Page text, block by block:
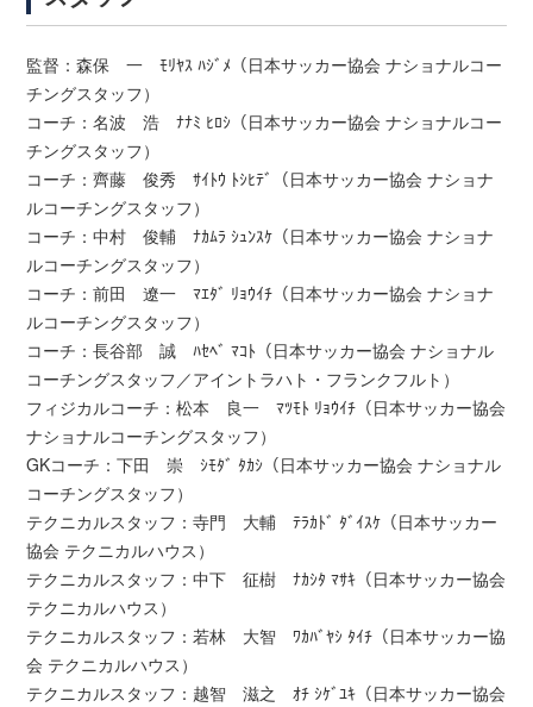
監督：森保 一 ﾓﾘﾔｽ ﾊｼﾞﾒ（日本サッカー協会 ナショナルコー
チングスタッフ）
コーチ：名波 浩 ﾅﾅﾐ ﾋﾛｼ（日本サッカー協会 ナショナルコー
チングスタッフ）
コーチ：齊藤 俊秀 ｻｲﾄｳ ﾄｼﾋﾃﾞ（日本サッカー協会 ナショナ
ルコーチングスタッフ）
コーチ：中村 俊輔 ﾅｶﾑﾗ ｼｭﾝｽｹ（日本サッカー協会 ナショナ
ルコーチングスタッフ）
コーチ：前田 遼一 ﾏｴﾀﾞ ﾘｮｳｲﾁ（日本サッカー協会 ナショナ
ルコーチングスタッフ）
コーチ：長谷部 誠 ﾊｾﾍﾞ ﾏｺﾄ（日本サッカー協会 ナショナル
コーチングスタッフ／アイントラハト・フランクフルト）
フィジカルコーチ：松本 良一 ﾏﾂﾓﾄ ﾘｮｳｲﾁ（日本サッカー協会
ナショナルコーチングスタッフ）
GKコーチ：下田 崇 ｼﾓﾀﾞ ﾀｶｼ（日本サッカー協会 ナショナル
コーチングスタッフ）
テクニカルスタッフ：寺門 大輔 ﾃﾗｶﾄﾞ ﾀﾞｲｽｹ（日本サッカー
協会 テクニカルハウス）
テクニカルスタッフ：中下 征樹 ﾅｶｼﾀ ﾏｻｷ（日本サッカー協会
テクニカルハウス）
テクニカルスタッフ：若林 大智 ﾜｶﾊﾞﾔｼ ﾀｲﾁ（日本サッカー協
会 テクニカルハウス）
テクニカルスタッフ：越智 滋之 ｵﾁ ｼｹﾞﾕｷ（日本サッカー協会